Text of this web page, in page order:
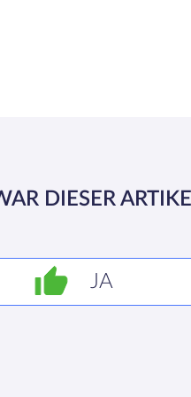
DIESER
JA